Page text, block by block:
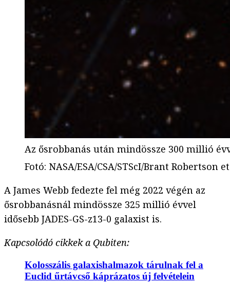
Az ősrobbanás után mindössze 300 millió
Fotó: NASA/ESA/CSA/STScI/Brant Robertson
A James Webb fedezte fel még 2022 végén az
ősrobbanásnál mindössze 325 millió évvel
idősebb JADES-GS-z13-0 galaxist is.
Kapcsolódó cikkek a Qubiten:
Kolosszális galaxishalmazok tárulnak fel a
Euclid űrtávcső káprázatos új felvételein